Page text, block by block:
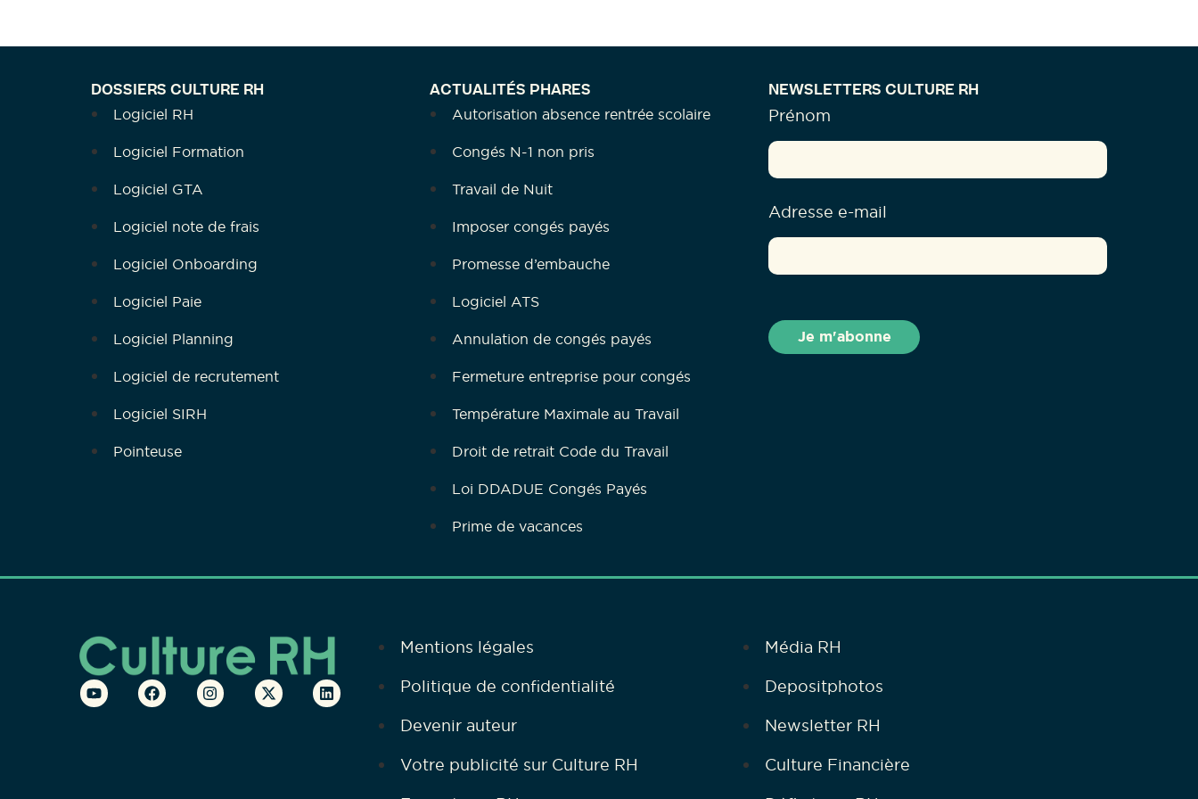
DOSSIERS CULTURE RH
Logiciel RH
Logiciel Formation
Logiciel GTA
Logiciel note de frais
Logiciel Onboarding
Logiciel Paie
Logiciel Planning
Logiciel de recrutement
Logiciel SIRH
Pointeuse
ACTUALITÉS PHARES
Autorisation absence rentrée scolaire
Congés N-1 non pris
Travail de Nuit
Imposer congés payés
Promesse d’embauche
Logiciel ATS
Annulation de congés payés
Fermeture entreprise pour congés
Température Maximale au Travail
Droit de retrait Code du Travail
Loi DDADUE Congés Payés
Prime de vacances
NEWSLETTERS CULTURE RH
Prénom
Adresse e-mail
Mentions légales
Politique de confidentialité
Devenir auteur
Votre publicité sur Culture RH
Média RH
Depositphotos
Newsletter RH
Culture Financière